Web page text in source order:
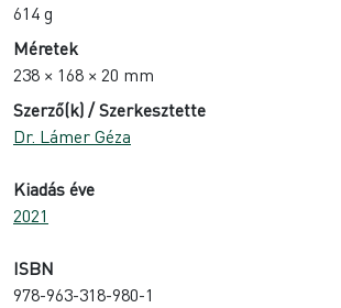
614 g
Méretek
238 × 168 × 20 mm
Szerző(k) / Szerkesztette
Dr. Lámer Géza
Kiadás éve
2021
ISBN
978-963-318-980-1